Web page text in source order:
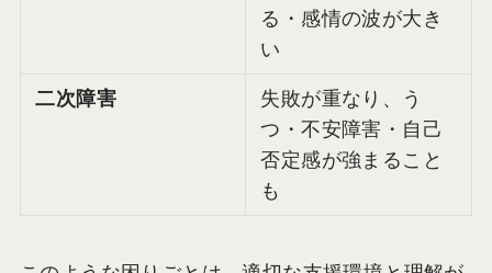
る・感情の波が大き
い
二次障害
失敗が重なり、う
つ・不安障害・自己
否定感が強まること
も